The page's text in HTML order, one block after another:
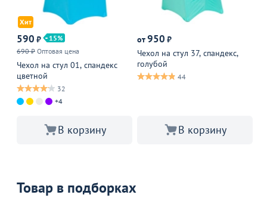
Хит
590 ₽
15
690 ₽ Оптовая цена
Чехол на стул 01, спандекс
цветной
32
+4
В корзину
от950 ₽
Чехол на стул 37, спандекс,
голубой
44
В корзину
Товар в подборках